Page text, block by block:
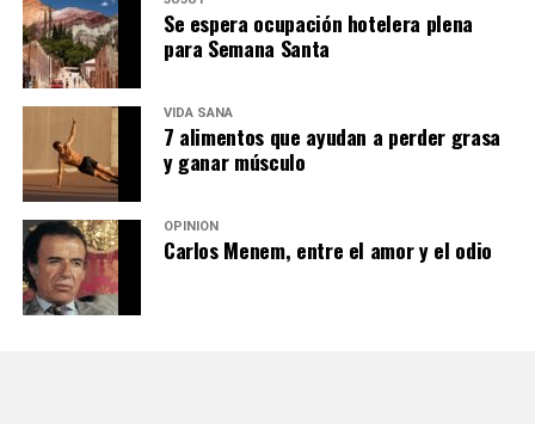
Se espera ocupación hotelera plena
para Semana Santa
VIDA SANA
7 alimentos que ayudan a perder grasa
y ganar músculo
OPINIÓN
Carlos Menem, entre el amor y el odio